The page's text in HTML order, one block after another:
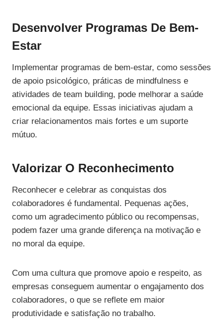
Desenvolver Programas De Bem-
Estar
Implementar programas de bem-estar, como sessões
de apoio psicológico, práticas de mindfulness e
atividades de team building, pode melhorar a saúde
emocional da equipe. Essas iniciativas ajudam a
criar relacionamentos mais fortes e um suporte
mútuo.
Valorizar O Reconhecimento
Reconhecer e celebrar as conquistas dos
colaboradores é fundamental. Pequenas ações,
como um agradecimento público ou recompensas,
podem fazer uma grande diferença na motivação e
no moral da equipe.
Com uma cultura que promove apoio e respeito, as
empresas conseguem aumentar o engajamento dos
colaboradores, o que se reflete em maior
produtividade e satisfação no trabalho.